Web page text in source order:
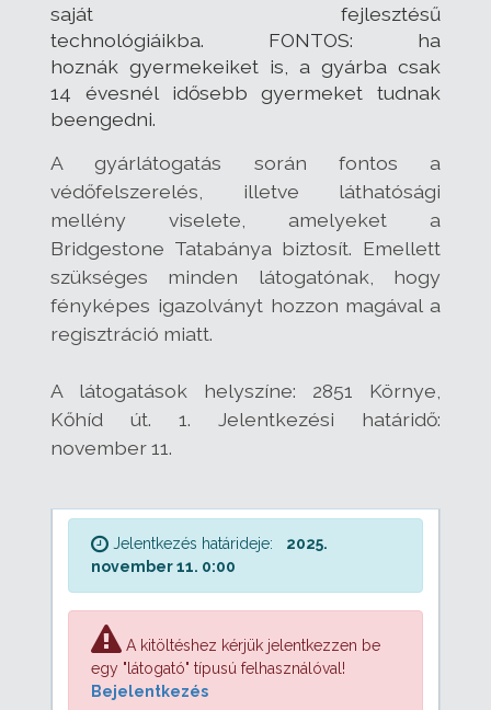
saját fejlesztésű
technológiáikba. FONTOS: ha
hoznák gyermekeiket is, a gyárba csak
14 évesnél idősebb gyermeket tudnak
beengedni.
A gyárlátogatás során fontos a
védőfelszerelés, illetve láthatósági
mellény viselete, amelyeket a
Bridgestone Tatabánya biztosít. Emellett
szükséges minden látogatónak, hogy
fényképes igazolványt hozzon magával a
regisztráció miatt.
A látogatások helyszíne: 2851 Környe,
Kőhíd út. 1. Jelentkezési határidő:
november 11.
Jelentkezés határideje:
2025.
november 11. 0:00
A kitöltéshez kérjük jelentkezzen be
egy "látogató" típusú felhasználóval!
Bejelentkezés